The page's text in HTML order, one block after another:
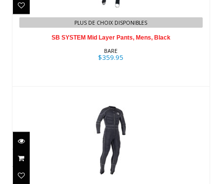
SB SYSTEM Mid Layer Pants, Mens,
Black
$359.95
PLUS DE CHOIX DISPONIBLES
SB SYSTEM Mid Layer Pants, Mens, Black
BARE
$359.95